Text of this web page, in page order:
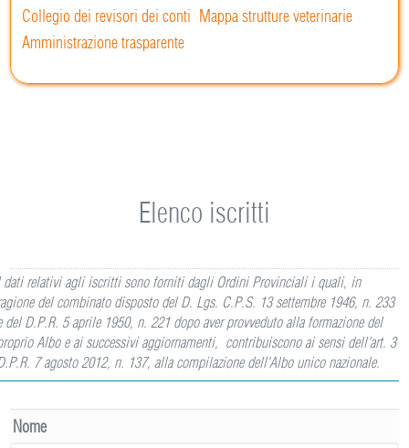
Collegio dei revisori dei conti Mappa strutture veterinarie
Amministrazione trasparente
Elenco iscritti
dati relativi agli iscritti sono forniti dagli Ordini Provinciali i quali, in
del combinato disposto del D. Lgs. C.P.S. 13 settembre 1946, n. 233
del D.P.R. 5 aprile 1950, n. 221 dopo aver provveduto alla formazione del
Albo e ai successivi aggiornamenti, contribuiscono ai sensi dell'art. 3
7 agosto 2012, n. 137, alla compilazione dell'Albo unico nazionale.
Nome